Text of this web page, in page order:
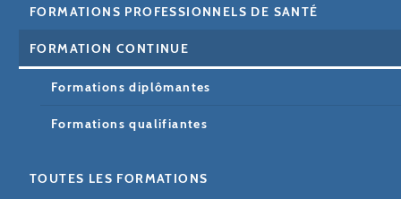
FORMATIONS PROFESSIONNELS DE SANTÉ
FORMATION CONTINUE
Formations diplômantes
Formations qualifiantes
TOUTES LES FORMATIONS